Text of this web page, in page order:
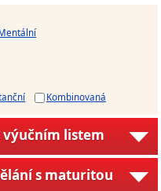
Kombinovaná
výučním listem
s maturitou